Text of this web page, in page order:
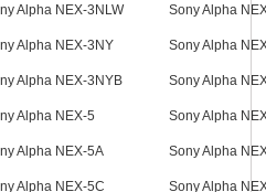
Alpha NEX-3NLW Sony Alpha
Alpha NEX-3NY Sony Alpha
Alpha NEX-3NYB Sony Alpha
Alpha NEX-5 Sony Alpha
Alpha NEX-5A Sony Alpha
Alpha NEX-5C Sony Alpha